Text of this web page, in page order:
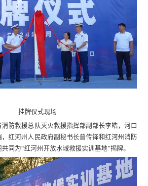
挂牌仪式现场
救援总队灭火救援指挥部副部长李皓，河口
红河州人民政府副秘书长普传锋和红河州消防
同为“红河州开放水域救援实训基地”揭牌。